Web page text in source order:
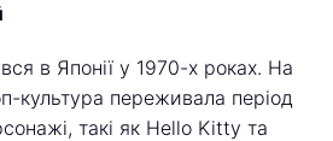
в Японії у 1970-х роках. На
культура переживала період
такі як Hello Kitty та